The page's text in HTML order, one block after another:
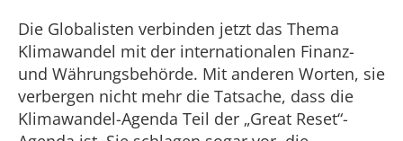
Die Globalisten verbinden jetzt das Thema
Klimawandel mit der internationalen Finanz-
und Währungsbehörde. Mit anderen Worten, sie
verbergen nicht mehr die Tatsache, dass die
Klimawandel-Agenda Teil der „Great Reset“-